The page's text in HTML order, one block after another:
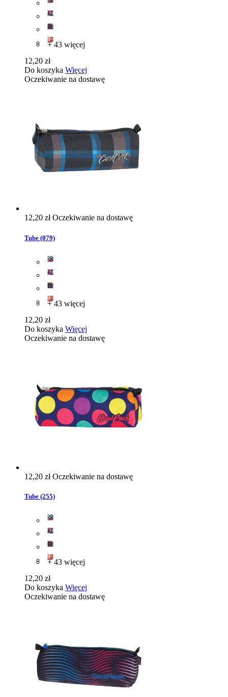
+ 43 więcej
12,20 zł
Do koszyka Więcej
Oczekiwanie na dostawę
12,20 złOczekiwanie na dostawę
Tube (079)
+ 43 więcej
12,20 zł
Do koszyka Więcej
Oczekiwanie na dostawę
12,20 złOczekiwanie na dostawę
Tube (255)
+ 43 więcej
12,20 zł
Do koszyka Więcej
Oczekiwanie na dostawę